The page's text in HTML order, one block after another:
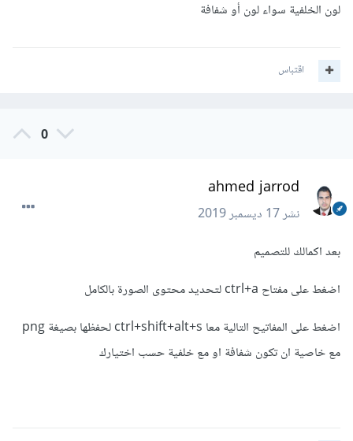
لون الخلفية سواء لون أو شفافة
اقتباس
0
ahmed jarrod
نشر17 ديسمبر 2019
بعد اكمالك للتصميم
اضغط على مفتاح ctrl+a لتحديد محتوى الصورة بالكامل
اضغط على المفاتيح التالية معا ctrl+shift+alt+s لحفظها بصيغة png
مع خاصية ان تكون شفافة او مع خلفية حسب اختيارك